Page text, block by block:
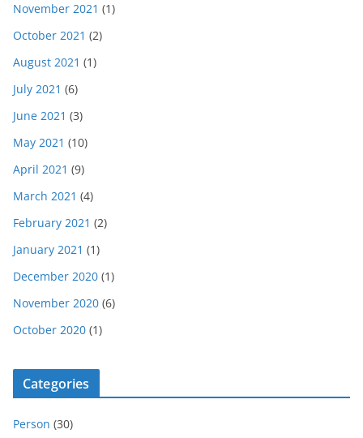
November 2021 (1)
October 2021 (2)
August 2021 (1)
July 2021 (6)
June 2021 (3)
May 2021 (10)
April 2021 (9)
March 2021 (4)
February 2021 (2)
January 2021 (1)
December 2020 (1)
November 2020 (6)
October 2020 (1)
Categories
Person (30)